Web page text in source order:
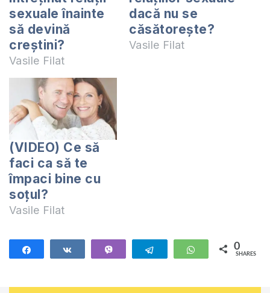
sexuale înainte
să devină
creștini?
Vasile Filat
dacă nu se
căsătorește?
Vasile Filat
(VIDEO) Ce să
faci ca să te
împaci bine cu
soțul?
Vasile Filat
Telegram WhatsApp
0
SHARES